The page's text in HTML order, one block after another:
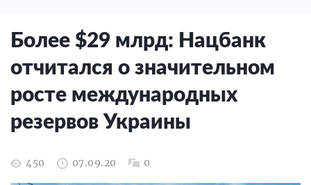
Более $29 млрд: Нацбанк
отчитался о значительном
росте международных
резервов Украины
450 07.09.20 0